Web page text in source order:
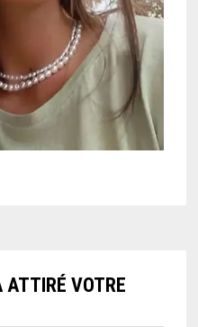
ATTIRÉ VOTRE